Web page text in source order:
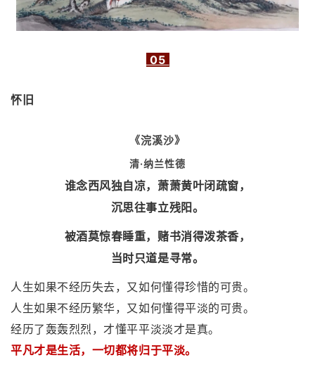
05
怀旧
《浣溪沙》
清·纳兰性德
谁念西风独自凉，萧萧黄叶闭疏窗，
沉思往事立残阳。
被酒莫惊春睡重，赌书消得泼茶香，
当时只道是寻常。
人生如果不经历失去，又如何懂得珍惜的可贵。
人生如果不经历繁华，又如何懂得平淡的可贵。
经历了轰轰烈烈，才懂平平淡淡才是真。
平凡才是生活，一切都将归于平淡。